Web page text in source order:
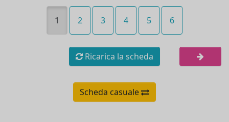
1 2 3 4 5 6
Ricarica la scheda
Scheda casuale